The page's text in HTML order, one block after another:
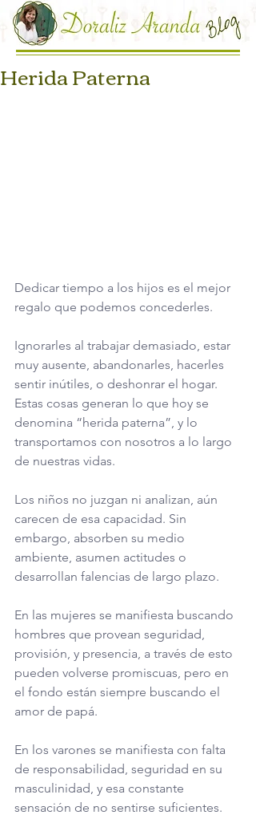
Herida Paterna
Dedicar tiempo a los hijos es el mejor
regalo que podemos concederles.
Ignorarles al trabajar demasiado, estar
muy ausente, abandonarles, hacerles
sentir inútiles, o deshonrar el hogar.
Estas cosas generan lo que hoy se
denomina “herida paterna”, y lo
transportamos con nosotros a lo largo
de nuestras vidas.
Los niños no juzgan ni analizan, aún
carecen de esa capacidad. Sin
embargo, absorben su medio
ambiente, asumen actitudes o
desarrollan falencias de largo plazo.
En las mujeres se manifiesta buscando
hombres que provean seguridad,
provisión, y presencia, a través de esto
pueden volverse promiscuas, pero en
el fondo están siempre buscando el
amor de papá.
En los varones se manifiesta con falta
de responsabilidad, seguridad en su
masculinidad, y esa constante
sensación de no sentirse suficientes.